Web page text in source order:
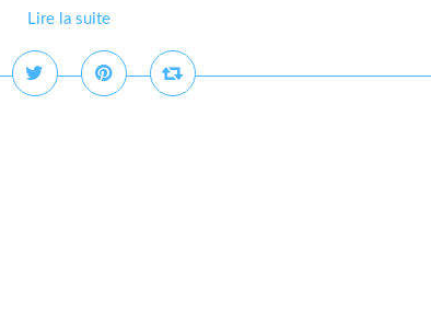
Lire la suite